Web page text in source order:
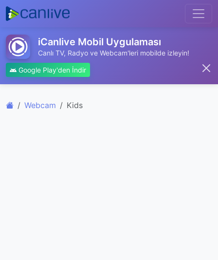
iCanlive Mobil Uygulaması
Canlı TV, Radyo ve Webcam'leri mobilde izleyin!
Google Play'den İndir
Webcam Kids